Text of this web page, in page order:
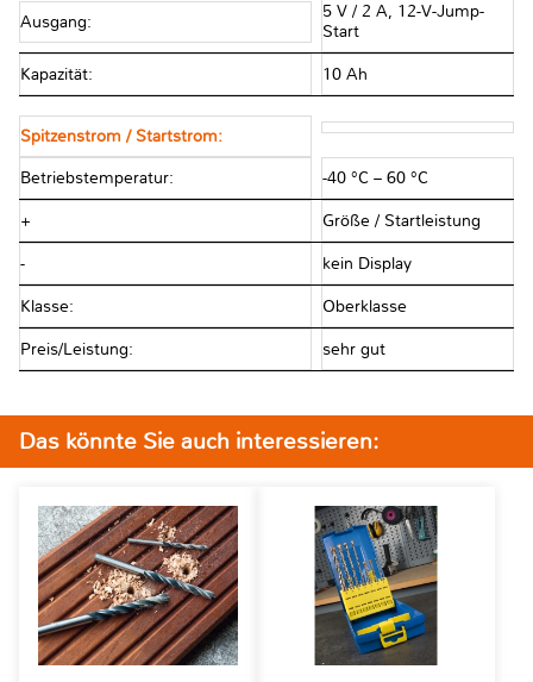
Ausgang:
5 V / 2 A, 12-V-Jump-
Start
Kapazität: 10 Ah
Spitzenstrom / Startstrom:
Betriebstemperatur: -40 °C – 60 °C
+ Größe / Startleistung
- kein Display
Klasse: Oberklasse
Preis/Leistung: sehr gut
Das könnte Sie auch interessieren: